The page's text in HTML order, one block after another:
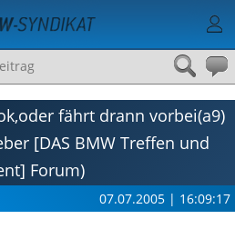
fährt drann vorbei(a9)
[DAS BMW Treffen und
Forum)
07.07.2005 | 16:09:17